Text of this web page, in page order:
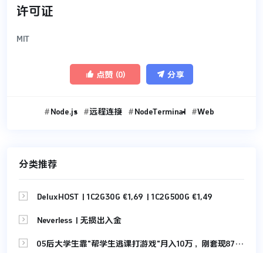
许可证
MIT
 点赞 (0)  分享
Node.js 远程连接 NodeTerminal Web
分类推荐
 DeluxHOST | 1C2G30G €1,69 | 1C2G500G €1,49
 Neverless | 无损出入金
 05后大学生靠"帮学生逃课打游戏"月入10万，刚套现87万！